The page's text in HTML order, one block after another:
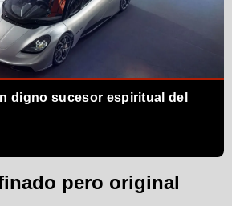
digno sucesor espiritual del
pero original